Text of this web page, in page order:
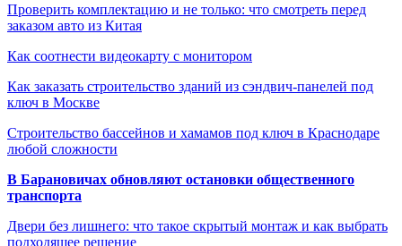
Проверить комплектацию и не только: что смотреть перед
заказом авто из Китая
Как соотнести видеокарту с монитором
Как заказать строительство зданий из сэндвич-панелей под
ключ в Москве
Строительство бассейнов и хамамов под ключ в Краснодаре
любой сложности
В Барановичах обновляют остановки общественного
транспорта
Двери без лишнего: что такое скрытый монтаж и как выбрать
подходящее решение